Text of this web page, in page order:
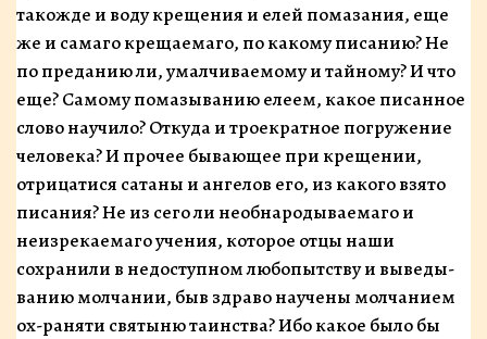
такожде и воду крещения и елей помазания, еще
же и самаго крещаемаго, по какому писанию? Не
по преданию ли, умалчиваемому и тайному? И что
еще? Самому помазыванию елеем, какое писанное
слово научило? Отку­да и троекратное погружение
человека? И прочее бы­вающее при крещении,
отрицатися сатаны и ангелов его, из какого взято
писания? Не из сего ли необнародываемаго и
неизрекаемаго учения, которое отцы на­ши
сохранили в недоступном любопытству и выведы­
ванию молчании, быв здраво научены молчанием
ох-раняти святыню таинства? Ибо какое было бы